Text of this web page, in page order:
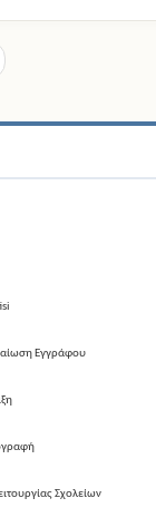
Εγγράφου
Σχολείων